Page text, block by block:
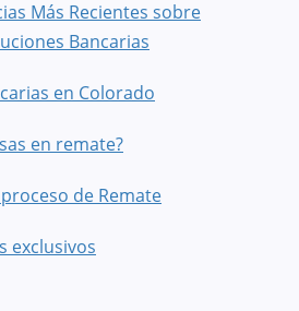
Más Recientes sobre
Bancarias
en Colorado
en remate?
de Remate
exclusivos